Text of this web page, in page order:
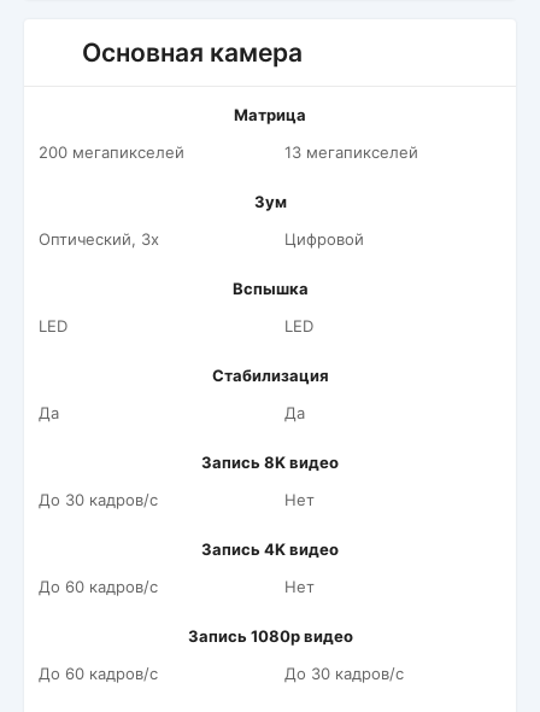
Основная камера
Матрица
200 мегапикселей
13 мегапикселей
Зум
Оптический, 3x
Цифровой
Вспышка
LED
LED
Стабилизация
Да
Да
Запись 8K видео
До 30 кадров/c
Нет
Запись 4K видео
До 60 кадров/c
Нет
Запись 1080p видео
До 60 кадров/c
До 30 кадров/c